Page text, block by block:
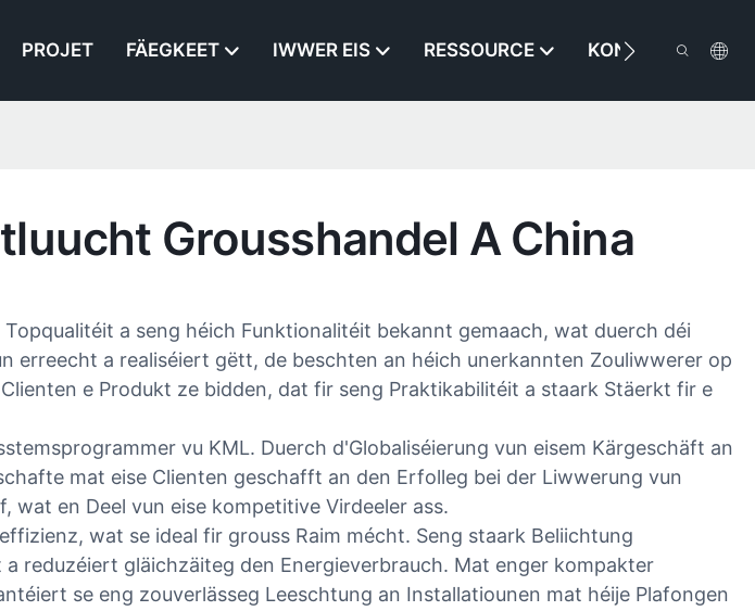
PROJET FÄEGKEET IWWER EIS RESSOURCE KONTAKTÉIERT
Grousshandel A China
a seng héich Funktionalitéit bekannt gemaach, wat duerch déi
erreecht a realiséiert gëtt, de beschten an héich unerkannten Zouliwwerer op
e Produkt ze bidden, dat fir seng Praktikabilitéit a staark Stäerkt fir e
vu KML. Duerch d'Globaliséierung vun eisem Kärgeschäft an
mat eise Clienten geschafft an den Erfolleg bei der Liwwerung vun
en Deel vun eise kompetitive Virdeeler ass.
wat se ideal fir grouss Raim mécht. Seng staark Beliichtung
reduzéiert gläichzäiteg den Energieverbrauch. Mat enger kompakter
se eng zouverlässeg Leeschtung an Installatiounen mat héije Plafongen